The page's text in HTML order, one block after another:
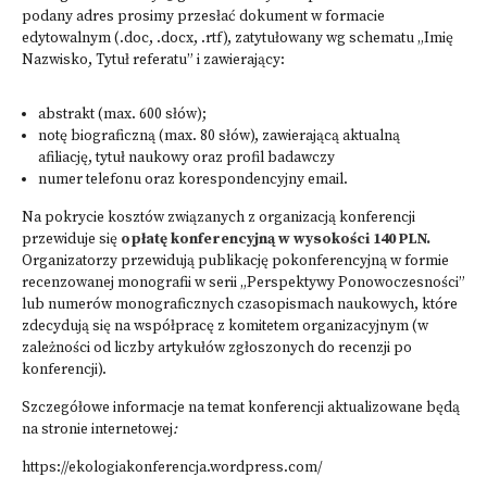
podany adres prosimy przesłać dokument w formacie
edytowalnym (.doc, .docx, .rtf), zatytułowany wg schematu „Imię
Nazwisko, Tytuł referatu” i zawierający:
abstrakt (max. 600 słów);
notę biograficzną (max. 80 słów), zawierającą aktualną
afiliację, tytuł naukowy oraz profil badawczy
numer telefonu oraz korespondencyjny email.
Na pokrycie kosztów związanych z organizacją konferencji
przewiduje się opłatę konferencyjną w wysokości 140 PLN.
Organizatorzy przewidują publikację pokonferencyjną w formie
recenzowanej monografii w serii „Perspektywy Ponowoczesności”
lub numerów monograficznych czasopismach naukowych, które
zdecydują się na współpracę z komitetem organizacyjnym (w
zależności od liczby artykułów zgłoszonych do recenzji po
konferencji).
Szczegółowe informacje na temat konferencji aktualizowane będą
na stronie internetowej:
https://ekologiakonferencja.wordpress.com/